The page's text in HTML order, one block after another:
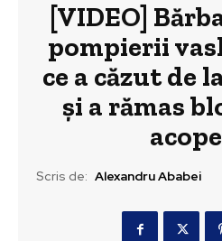
[VIDEO]
pompierii
ce a căzut de
și a rămas
Scris de: Alexandru Ababei